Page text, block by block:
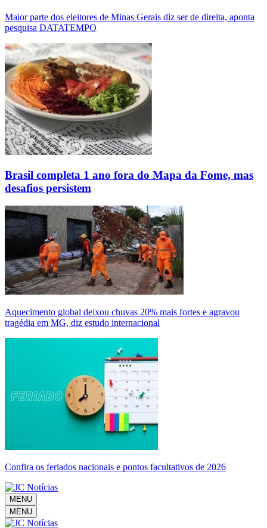
Maior parte dos eleitores de Minas Gerais diz ser de direita, aponta
pesquisa DATATEMPO
Brasil completa 1 ano fora do Mapa da Fome, mas
desafios persistem
Aquecimento global deixou chuvas 20% mais fortes e agravou
tragédia em MG, diz estudo internacional
Confira os feriados nacionais e pontos facultativos de 2026
MENU
MENU